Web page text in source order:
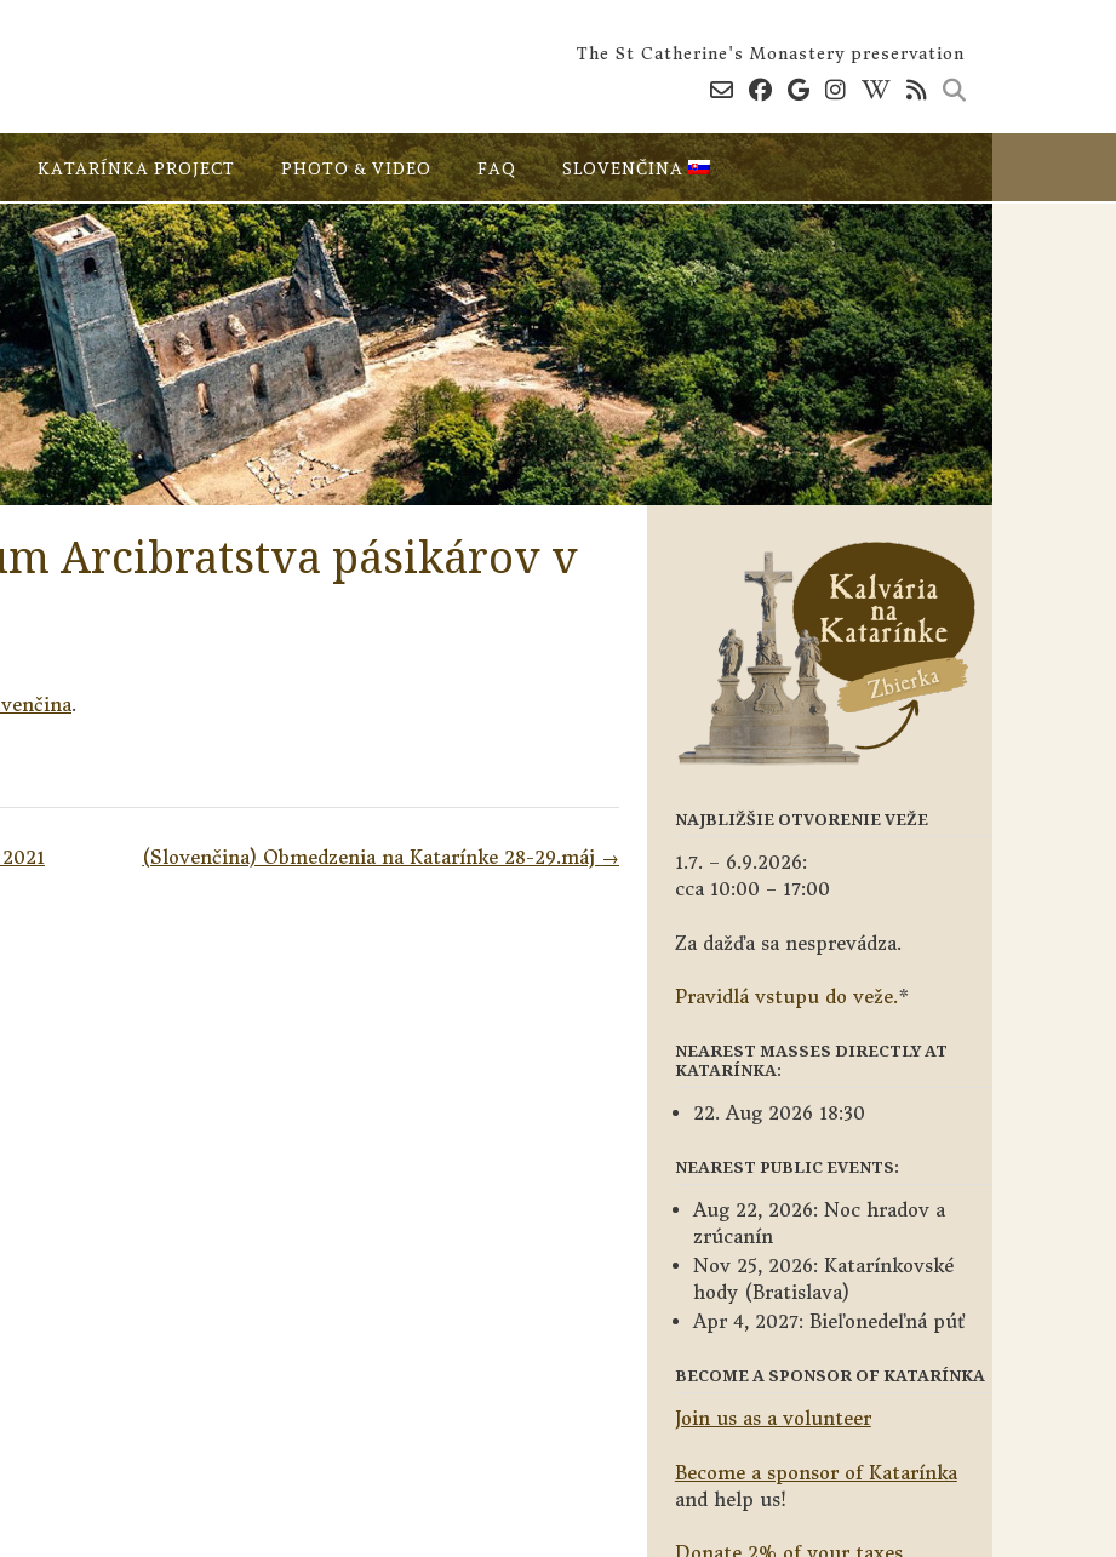
The St Catherine's Monastery preservation
KATARÍNKA PROJECT PHOTO & VIDEO FAQ SLOVENČINA
Arcibratstva pásikárov v
.
(Slovenčina) Obmedzenia na Katarínke 28-29.máj →
NAJBLIŽŠIE OTVORENIE VEŽE
1.7. – 6.9.2026:
cca 10:00 – 17:00
Za dažďa sa nesprevádza.
Pravidlá vstupu do veže.*
NEAREST MASSES DIRECTLY AT
KATARÍNKA:
22. Aug 2026 18:30
NEAREST PUBLIC EVENTS:
Aug 22, 2026: Noc hradov a
zrúcanín
Nov 25, 2026: Katarínkovské
hody (Bratislava)
Apr 4, 2027: Bieľonedeľná púť
BECOME A SPONSOR OF KATARÍNKA
Join us as a volunteer
Become a sponsor of Katarínka
and help us!